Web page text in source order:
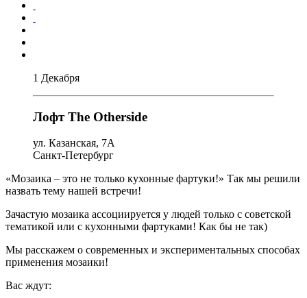
1 Декабря
Лофт The Otherside
ул. Казанская, 7А
Санкт-Петербург
«Мозаика – это не только кухонные фартуки!» Так мы решили
назвать тему нашей встречи!
Зачастую мозаика ассоциируется у людей только с советской
тематикой или с кухонными фартуками! Как бы не так)
Мы расскажем о современных и экспериментальных способах
применения мозаики!
Вас ждут: